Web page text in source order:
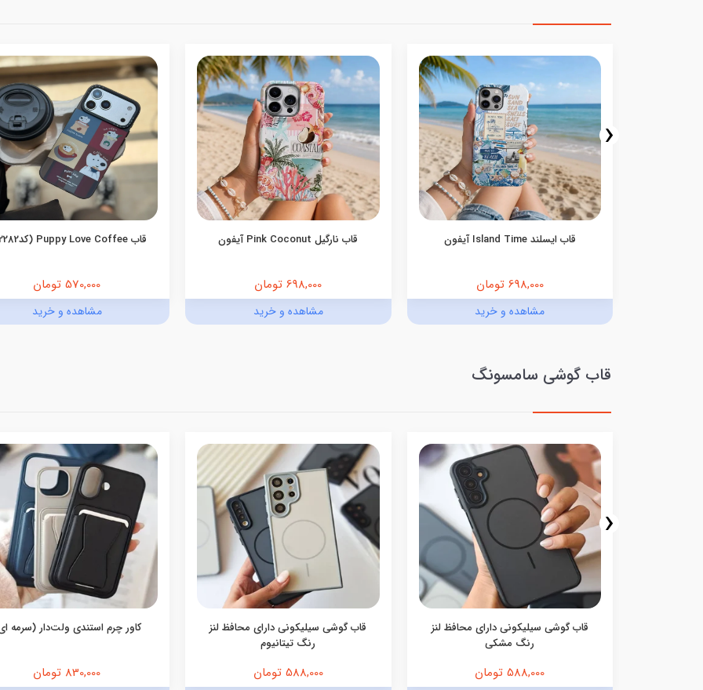
قاب ایسلند Island Time آیفون
698,000 تومان
مشاهده و خرید
قاب نارگیل Pink Coconut آیفون
698,000 تومان
مشاهده و خرید
قاب Puppy Love Coffee (کدC2282)
570,000 تومان
مشاهده و خرید
‹
قاب گوشی سامسونگ
قاب گوشی سیلیکونی دارای محافظ لنز
رنگ مشکی
588,000 تومان
قاب گوشی سیلیکونی دارای محافظ لنز
رنگ تیتانیوم
588,000 تومان
کاور چرم استندی ولت‌دار (سرمه
830,000 تومان
‹